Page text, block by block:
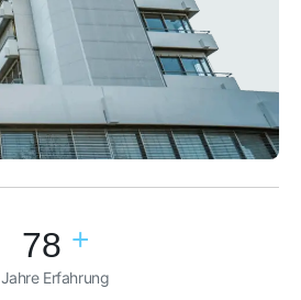
78 +
Jahre Erfahrung